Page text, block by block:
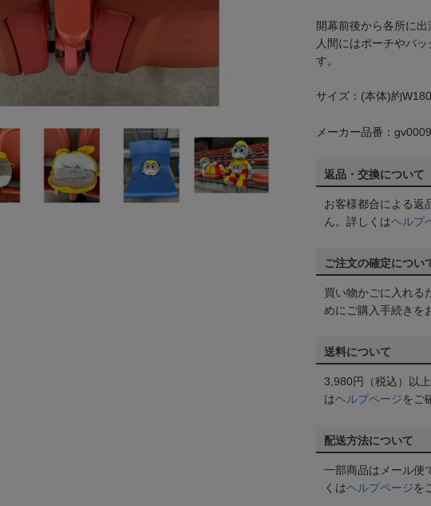
開幕前後から各所に
人間にはポーチやバ
す。
サイズ：(本体)約
メーカー品番：
返品・交換について
お客様都合による返
ん。詳しくはヘルプ
ご注文の確定につい
買い物かごに入れる
めにご購入手続きを
送料について
3,980円（税込）以
はヘルプページをご
配送方法について
一部商品はメール便
くはヘルプページを